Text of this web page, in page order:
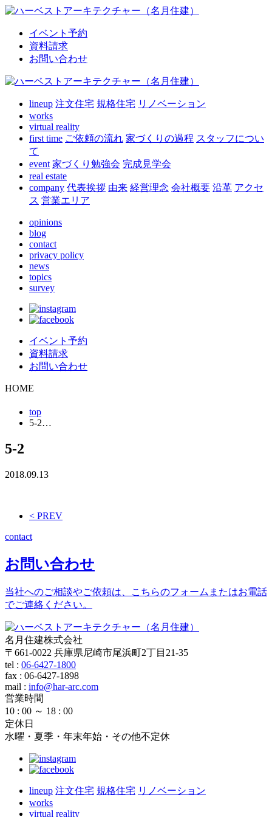
イベント予約
資料請求
お問い合わせ
lineup 注文住宅 規格住宅 リノベーション
works
virtual reality
first time ご依頼の流れ 家づくりの過程 スタッフについ
て
event 家づくり勉強会 完成見学会
real estate
company 代表挨拶 由来 経営理念 会社概要 沿革 アクセ
ス 営業エリア
opinions
blog
contact
privacy policy
news
topics
survey
イベント予約
資料請求
お問い合わせ
HOME
top
5-2…
5-2
2018.09.13
< PREV
contact
お問い合わせ
当社へのご相談やご依頼は、こちらのフォームまたはお電話
でご連絡ください。
名月住建株式会社
〒661-0022 兵庫県尼崎市尾浜町2丁目21-35
tel : 06-6427-1800
fax : 06-6427-1898
mail : info@har-arc.com
営業時間
10 : 00 ～ 18 : 00
定休日
水曜・夏季・年末年始・その他不定休
lineup 注文住宅 規格住宅 リノベーション
works
virtual reality